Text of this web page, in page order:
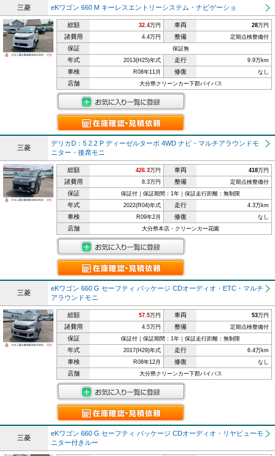
三菱 eKワゴン 660 M キーレスエントリーシステム・ナビゲーショ
総額 32.4万円 車両 28万円
諸費用 4.4万円 整備 定期点検整備付
保証 保証無
年式 2013(H25)年式 走行 9.9万km
車検 R08年11月 修復 なし
店舗 大分県クリーンカー下郡バイパス
三菱
デリカD：5 2.2 P ディーゼルターボ 4WD ナビ・マルチアラウンドモ
ニター・後席モニ
総額 426.3万円 車両 418万円
諸費用 8.3万円 整備 定期点検整備付
保証 保証付｜保証期間：1年｜保証走行距離：無制限
年式 2022(R04)年式 走行 4.3万km
車検 R09年2月 修復 なし
店舗 大分県本店・クリーンカー花園
三菱
eKワゴン 660 G セーフティ パッケージ CDオーディオ・ETC・マルチ
アラウンドモニ
総額 57.5万円 車両 53万円
諸費用 4.5万円 整備 定期点検整備付
保証 保証付｜保証期間：1年｜保証走行距離：無制限
年式 2017(H29)年式 走行 6.4万km
車検 R08年12月 修復 なし
店舗 大分県クリーンカー下郡バイパス
三菱
eKワゴン 660 G セーフティ パッケージ CDオーディオ・リヤビューモ
ニター付きルー